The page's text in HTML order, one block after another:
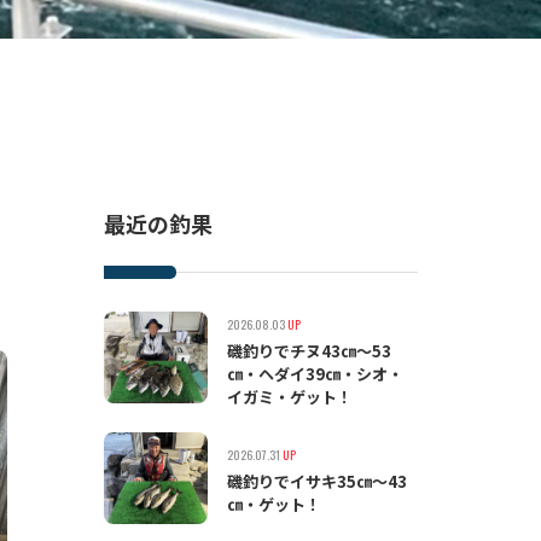
最近の釣果
2026.08.03UP
磯釣りでチヌ43㎝〜53
㎝・ヘダイ39㎝・シオ・
イガミ・ゲット！
2026.07.31 UP
磯釣りでイサキ35㎝〜43
㎝・ゲット！